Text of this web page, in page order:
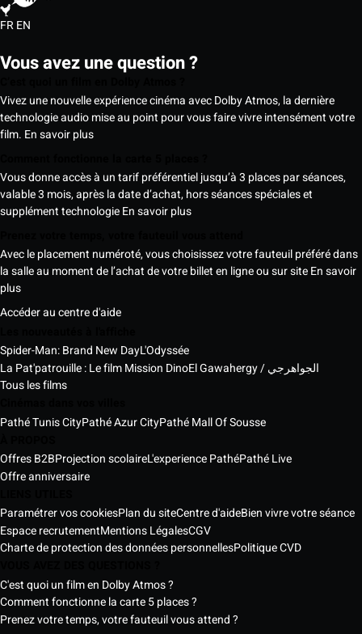
FREN
Vous avez une question ?
Vivez une nouvelle expérience cinéma avec Dolby Atmos, la dernière
technologie audio mise au point pour vous faire vivre intensément votre
film. En savoir plus
Vous donne accès à un tarif préférentiel jusqu’à 3 places par séances,
valable 3 mois, après la date d’achat, hors séances spéciales et
supplément technologieEn savoir plus
Avec le placement numéroté, vous choisissez votre fauteuil préféré dans
la salle au moment de l’achat de votre billet en ligne ou sur siteEn savoir
plus
Accéder au centre d'aide
Spider-Man: Brand New DayL'Odyssée
La Pat'patrouille : Le film Mission Dino
El Gawahergy / الجواهرجي
Tous les films
Pathé Tunis CityPathé Azur CityPathé Mall Of Sousse
Offres B2BProjection scolaireL'experience PathéPathé Live
Offre anniversaire
Paramétrer vos cookiesPlan du siteCentre d'aideBien vivre votre séance
Espace recrutementMentions LégalesCGV
Charte de protection des données personnellesPolitique CVD
C'est quoi un film en Dolby Atmos ?
Comment fonctionne la carte 5 places ?
Prenez votre temps, votre fauteuil vous attend ?